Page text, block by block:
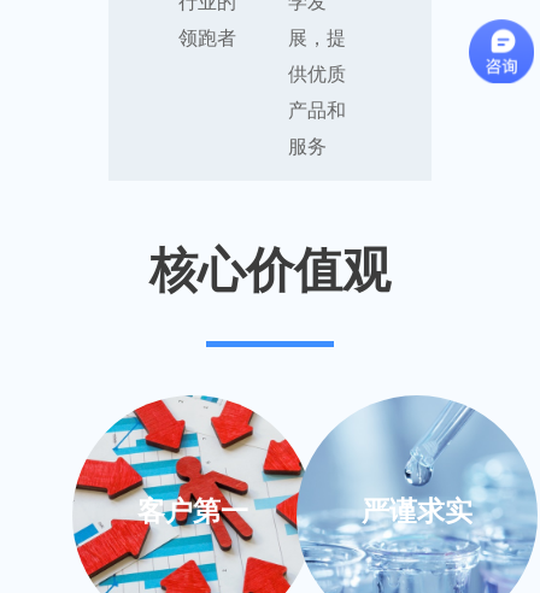
领跑者
展，提
供优质
产品和
服务
核心价值观
客户第一 严谨求实